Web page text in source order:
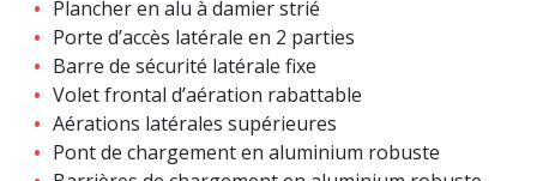
Plancher en alu à damier strié
Porte d’accès latérale en 2 parties
Barre de sécurité latérale fixe
Volet frontal d’aération rabattable
Aérations latérales supérieures
Pont de chargement en aluminium robuste